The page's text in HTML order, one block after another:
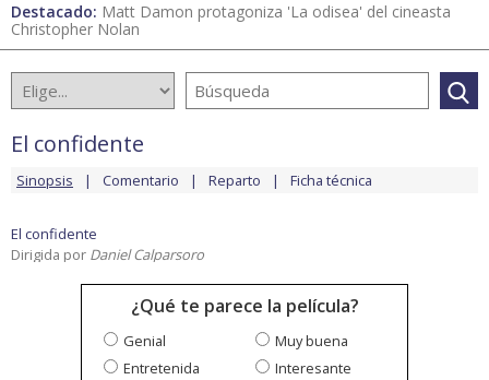
Destacado: Matt Damon protagoniza 'La odisea' del cineasta
Christopher Nolan
El confidente
Sinopsis Comentario Reparto Ficha técnica
El confidente
Dirigida por Daniel Calparsoro
¿Qué te parece la película?
Genial
Muy buena
Entretenida
Interesante